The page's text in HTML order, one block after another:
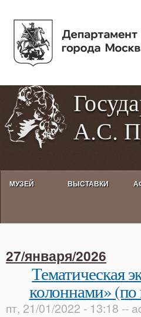
А.С.
МУЗЕЙ ВЫСТАВКИ
Activities calendar
27/января/2026
Тематическая
колоннами»
пт, 21/01/2022 - 13:18 --